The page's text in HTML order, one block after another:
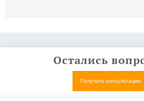
Остались
Получить консультацию